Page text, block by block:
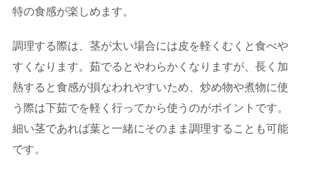
特の食感が楽しめます。
調理する際は、茎が太い場合には皮を軽くむくと食べや
すくなります。茹でるとやわらかくなりますが、長く加
熱すると食感が損なわれやすいため、炒め物や煮物に使
う際は下茹でを軽く行ってから使うのがポイントです。
細い茎であれば葉と一緒にそのまま調理することも可能
です。